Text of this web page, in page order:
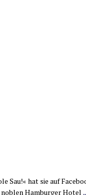
Sau!« hat sie auf
Ham­bur­ger Hotel